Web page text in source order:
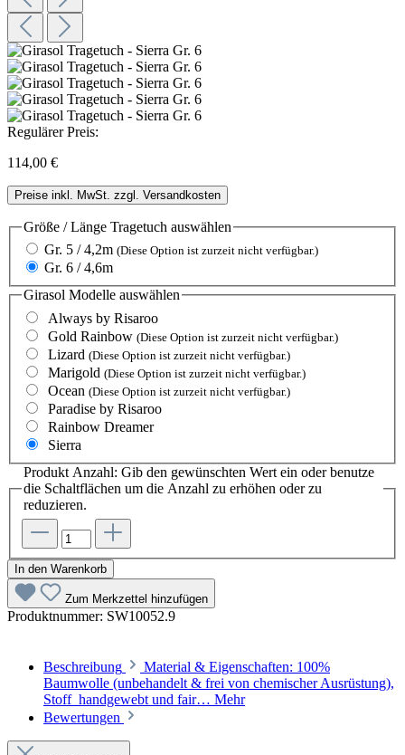
Regulärer Preis:
114,00 €
Preise inkl. MwSt. zzgl. Versandkosten
Größe / Länge Tragetuch auswählen
Gr. 5 / 4,2m (Diese Option ist zurzeit nicht verfügbar.)
Gr. 6 / 4,6m
Girasol Modelle auswählen
Always by Risaroo
Gold Rainbow (Diese Option ist zurzeit nicht verfügbar.)
Lizard (Diese Option ist zurzeit nicht verfügbar.)
Marigold (Diese Option ist zurzeit nicht verfügbar.)
Ocean (Diese Option ist zurzeit nicht verfügbar.)
Paradise by Risaroo
Rainbow Dreamer
Sierra
Produkt Anzahl: Gib den gewünschten Wert ein oder benutze
die Schaltflächen um die Anzahl zu erhöhen oder zu
reduzieren.
In den Warenkorb
Zum Merkzettel hinzufügen
Produktnummer: SW10052.9
Beschreibung
Material & Eigenschaften: 100%
Baumwolle (unbehandelt & frei von chemischer Ausrüstung),
Stoff handgewebt und fair… Mehr
Bewertungen